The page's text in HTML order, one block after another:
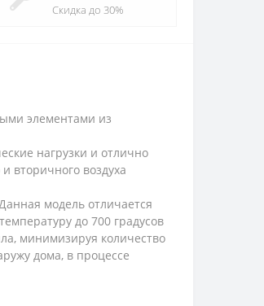
Скидка до 30%
элементами из
нагрузки и отлично
вторичного воздуха
модель отличается
до 700 градусов
минимизируя количество
дома, в процессе